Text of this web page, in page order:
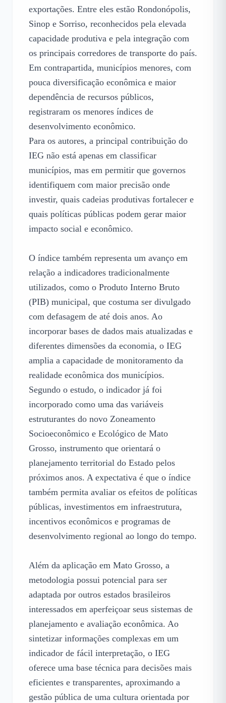
exportações. Entre eles estão Rondonópolis,
Sinop e Sorriso, reconhecidos pela elevada
capacidade produtiva e pela integração com
os principais corredores de transporte do país.
Em contrapartida, municípios menores, com
pouca diversificação econômica e maior
dependência de recursos públicos,
registraram os menores índices de
desenvolvimento econômico.
Para os autores, a principal contribuição do
IEG não está apenas em classificar
municípios, mas em permitir que governos
identifiquem com maior precisão onde
investir, quais cadeias produtivas fortalecer e
quais políticas públicas podem gerar maior
impacto social e econômico.
O índice também representa um avanço em
relação a indicadores tradicionalmente
utilizados, como o Produto Interno Bruto
(PIB) municipal, que costuma ser divulgado
com defasagem de até dois anos. Ao
incorporar bases de dados mais atualizadas e
diferentes dimensões da economia, o IEG
amplia a capacidade de monitoramento da
realidade econômica dos municípios.
Segundo o estudo, o indicador já foi
incorporado como uma das variáveis
estruturantes do novo Zoneamento
Socioeconômico e Ecológico de Mato
Grosso, instrumento que orientará o
planejamento territorial do Estado pelos
próximos anos. A expectativa é que o índice
também permita avaliar os efeitos de políticas
públicas, investimentos em infraestrutura,
incentivos econômicos e programas de
desenvolvimento regional ao longo do tempo.
Além da aplicação em Mato Grosso, a
metodologia possui potencial para ser
adaptada por outros estados brasileiros
interessados em aperfeiçoar seus sistemas de
planejamento e avaliação econômica. Ao
sintetizar informações complexas em um
indicador de fácil interpretação, o IEG
oferece uma base técnica para decisões mais
eficientes e transparentes, aproximando a
gestão pública de uma cultura orientada por